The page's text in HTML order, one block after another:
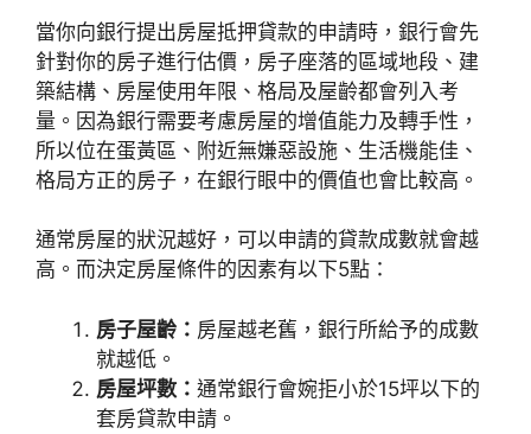
當你向銀行提出房屋抵押貸款的申請時，銀行會先
針對你的房子進行估價，房子座落的區域地段、建
築結構、房屋使用年限、格局及屋齡都會列入考
量。因為銀行需要考慮房屋的增值能力及轉手性，
所以位在蛋黃區、附近無嫌惡設施、生活機能佳、
格局方正的房子，在銀行眼中的價值也會比較高。
通常房屋的狀況越好，可以申請的貸款成數就會越
高。而決定房屋條件的因素有以下5點：
房子屋齡： 房屋越老舊，銀行所給予的成數
就越低。
房屋坪數： 通常銀行會婉拒小於15坪以下的
套房貸款申請。